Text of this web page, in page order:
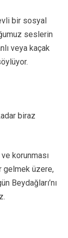
bir sosyal
seslerin
veya kaçak
biraz
korunması
gelmek üzere,
Beydağları’nı